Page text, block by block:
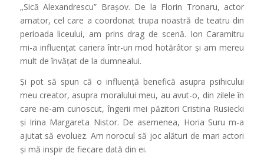
„Sică Alexandrescu” Brașov. De la Florin Tronaru, actor
amator, cel care a coordonat trupa noastră de teatru din
perioada liceului, am prins drag de scenă. Ion Caramitru
mi-a influenţat cariera într-un mod hotărâtor și am mereu
mult de învăţat de la dumnealui.
Și pot să spun că o influenţă benefică asupra psihicului
meu creator, asupra moralului meu, au avut-o, din zilele în
care ne-am cunoscut, îngerii mei păzitori Cristina Rusiecki
și Irina Margareta Nistor. De asemenea, Horia Suru m-a
ajutat să evoluez. Am norocul să joc alături de mari actori
și mă inspir de fiecare dată din ei.